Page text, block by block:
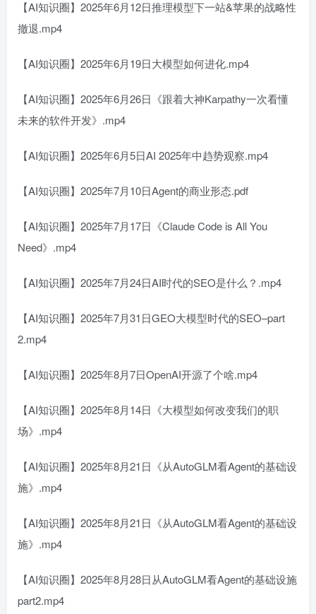
【AI知识圈】2025年6月12日推理模型下一站&苹果的战略性
撤退.mp4
【AI知识圈】2025年6月19日大模型如何进化.mp4
【AI知识圈】2025年6月26日《跟着大神Karpathy一次看懂
未来的软件开发》.mp4
【AI知识圈】2025年6月5日AI 2025年中趋势观察.mp4
【AI知识圈】2025年7月10日Agent的商业形态.pdf
【AI知识圈】2025年7月17日《Claude Code is All You
Need》.mp4
【AI知识圈】2025年7月24日AI时代的SEO是什么？.mp4
【AI知识圈】2025年7月31日GEO大模型时代的SEO–part
2.mp4
【AI知识圈】2025年8月7日OpenAI开源了个啥.mp4
【AI知识圈】2025年8月14日《大模型如何改变我们的职
场》.mp4
【AI知识圈】2025年8月21日《从AutoGLM看Agent的基础设
施》.mp4
【AI知识圈】2025年8月21日《从AutoGLM看Agent的基础设
施》.mp4
【AI知识圈】2025年8月28日从AutoGLM看Agent的基础设施
part2.mp4